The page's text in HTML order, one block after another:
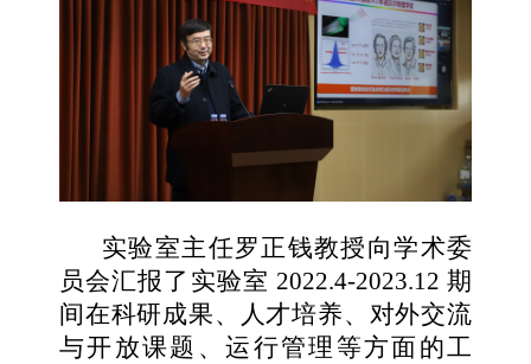
实验室主任罗正钱教授向学术委
员会汇报了实验室 2022.4-2023.12 期
间在科研成果、人才培养、对外交流
与开放课题、运行管理等方面的工